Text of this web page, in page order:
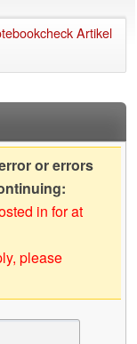
Artikel
or errors
in for at
please